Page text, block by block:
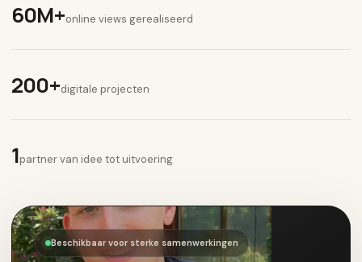
60M+online views gerealiseerd
200+digitale projecten
1partner van idee tot uitvoering
Beschikbaar voor sterke samenwerkingen